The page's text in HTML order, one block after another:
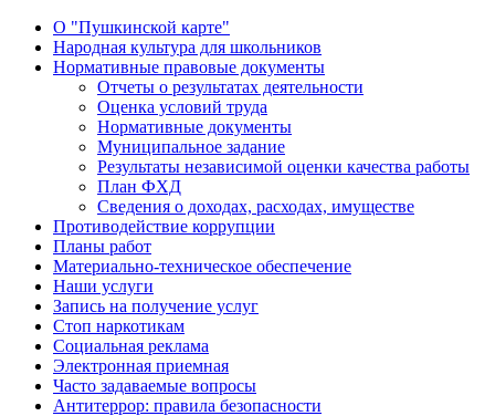
О "Пушкинской карте"
Народная культура для школьников
Нормативные правовые документы
Отчеты о результатах деятельности
Оценка условий труда
Нормативные документы
Муниципальное задание
Результаты независимой оценки качества работы
План ФХД
Сведения о доходах, расходах, имуществе
Противодействие коррупции
Планы работ
Материально-техническое обеспечение
Наши услуги
Запись на получение услуг
Стоп наркотикам
Социальная реклама
Электронная приемная
Часто задаваемые вопросы
Антитеррор: правила безопасности